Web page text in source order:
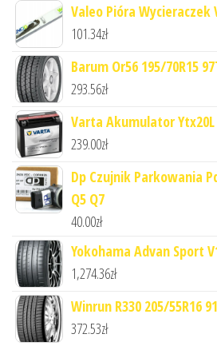
Valeo Pióra Wycieraczek
101.34zł
Barum Or56 195/70R15
293.56zł
Varta Akumulator Ytx20L
239.00zł
Dp Czujnik Parkowania
Q5 Q7
40.00zł
Yokohama Advan Sport
1,274.36zł
Winrun R330 205/55R16
372.53zł